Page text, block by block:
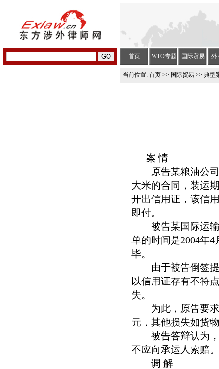
首页 WTO专题 国际贸易 外
当前位置: 首页 >> 国际贸易 >> 典型
案 情
原告某粮油公司
大米的合同，装运
开出信用证，该信
即付。
被告某国际运输
单的时间是2004年
毕。
由于被告倒签提
以信用证存有不符
失。
为此，原告要求
元，其他损失如货
被告答辩认为，
不应向承运人索赔。
调 解